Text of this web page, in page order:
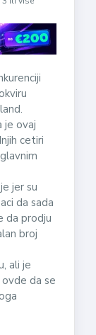
je ovaj
cetiri
jer su
da sada
da prodju
broj
ali je
da se